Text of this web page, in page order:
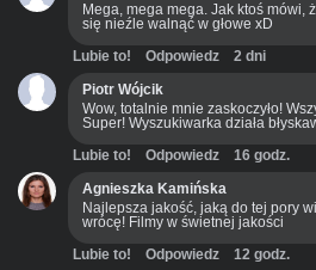
Mega, mega mega. Jak ktoś mówi,
się nieźle walnąć w głowe xD
Lubie to! Odpowiedz
2 dni
Piotr Wójcik
Wow, totalnie mnie zaskoczyło!
Super! Wyszukiwarka działa
Lubie to! Odpowiedz
16 godz.
Agnieszka Kamińska
Najlepsza jakość, jaką do tej pory
wrócę! Filmy w świetnej jakości
Lubie to! Odpowiedz 12 godz.